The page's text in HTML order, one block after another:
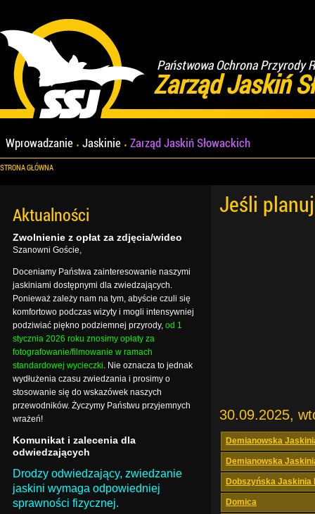
Państwowa Ochrona Przyrody
Zarząd Jaskiń
Wprowadzanie Jaskinie Zarząd Jaskiń Słowackich
STRONA GŁÓWNA
Jeśli
30.09.2025,
Demianowska
Demianowska
Dobszyńska Jaskinia
Domica
Aktualności
Zwolnienie z opłat za zdjęcia/wideo
Szanowni Goście,
Doceniamy Państwa zainteresowanie naszymi
jaskiniami dostępnymi dla zwiedzających.
Ponieważ zależy nam na tym, abyście czuli się
komfortowo podczas wizyty i mogli intensywniej
podziwiać piękno podziemnej przyrody, od 1
stycznia 2026 roku znosimy opłaty za
fotografowanie/filmowanie w ramach
standardowej wycieczki. Nie oznacza to jednak
wydłużenia czasu zwiedzania i prosimy o
stosowanie się do wskazówek naszych
przewodników. Życzymy Państwu przyjemnych
wrażeń!
Komunikat i zalecenia dla
odwiedzających
Drodzy odwiedzający, zwiedzanie
jaskini wymaga odpowiedniej
sprawności fizycznej.